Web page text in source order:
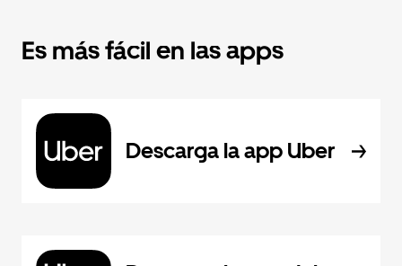
Es más fácil en las apps
Descarga la app Uber